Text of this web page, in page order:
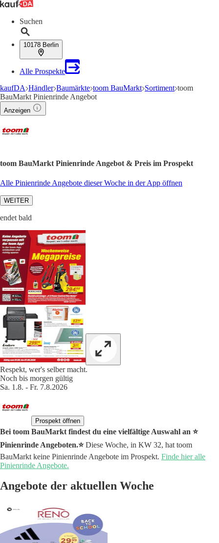
Suchen
10178 Berlin
Alle Prospekte
kaufDA Händler Baumärkte toom BauMarkt Sortiment toom
BauMarkt Pinienrinde Angebot
Anzeigen
toom BauMarkt Pinienrinde Angebot & Preis im Prospekt
Alle Pinienrinde Angebote dieser Woche in der App öffnen
WEITER
endet bald
Respekt, wer's selber macht.
Noch bis morgen gültig
Sa. 1.8. - Fr. 7.8.2026
Prospekt öffnen
Bei toom BauMarkt findest du eine vielfältige Auswahl an ⭐️
Pinienrinde Angeboten.⭐️Diese Woche, in KW 32, hat toom
BauMarkt keine Pinienrinde Angebote im Prospekt. Finde hier alle
Pinienrinde Angebote.
Angebote der aktuellen Woche